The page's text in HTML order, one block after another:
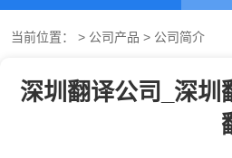
当前位置： > 公司产品 > 公司简介
深圳翻译公司_深圳